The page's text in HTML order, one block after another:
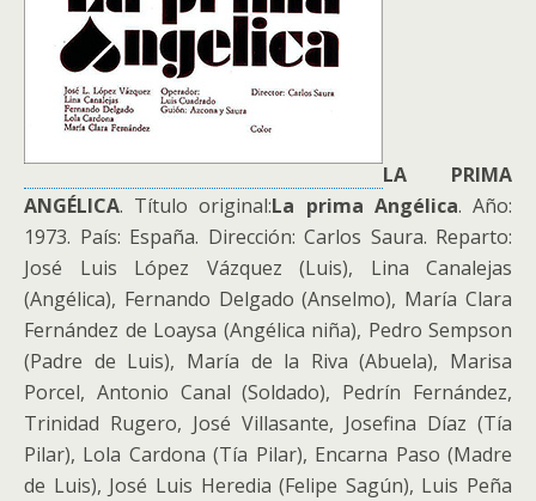
LA PRIMA
ANGÉLICA. Título original:La prima Angélica. Año:
1973. País: España. Dirección: Carlos Saura. Reparto:
José Luis López Vázquez (Luis), Lina Canalejas
(Angélica), Fernando Delgado (Anselmo), María Clara
Fernández de Loaysa (Angélica niña), Pedro Sempson
(Padre de Luis), María de la Riva (Abuela), Marisa
Porcel, Antonio Canal (Soldado), Pedrín Fernández,
Trinidad Rugero, José Villasante, Josefina Díaz (Tía
Pilar), Lola Cardona (Tía Pilar), Encarna Paso (Madre
de Luis), José Luis Heredia (Felipe Sagún), Luis Peña